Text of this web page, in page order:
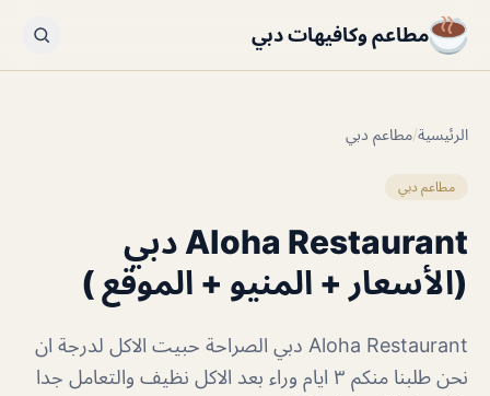
مطاعم وكافيهات دبي
الرئيسية/مطاعم دبي
مطاعم دبي
Aloha Restaurant دبي
(الأسعار + المنيو + الموقع )
Aloha Restaurant دبي الصراحة حبيت الاكل لدرجة ان
نحن طلبنا منكم ٣ ايام وراء بعد الاكل نظيف والتعامل جدا